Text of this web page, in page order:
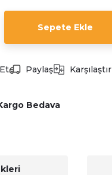
Sepete Ekle
Paylaş Karşılaştır
Bedava